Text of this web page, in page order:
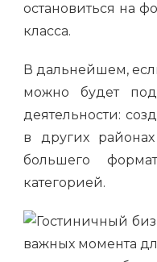
остановиться на
класса.
В дальнейшем,
можно будет
деятельности:
в других
большего
категорией.